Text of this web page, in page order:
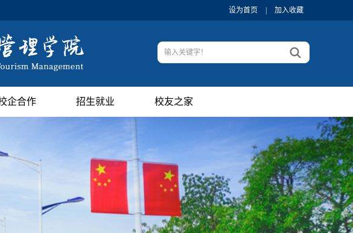
设为首页 加入收藏
企合作 招生就业 校友之家